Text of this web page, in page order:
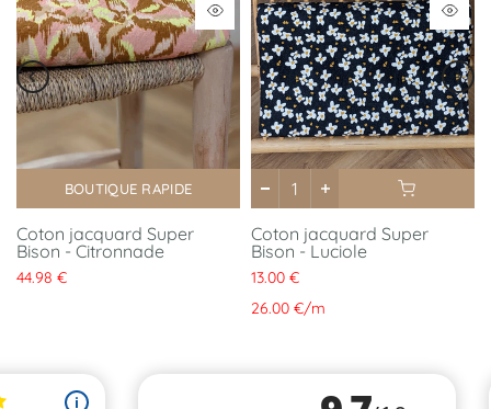
BOUTIQUE RAPIDE
Coton jacquard Super
Bison - Citronnade
44.98 €
Coton jacquard Super
Bison - Luciole
13.00 €
26.00 €/m